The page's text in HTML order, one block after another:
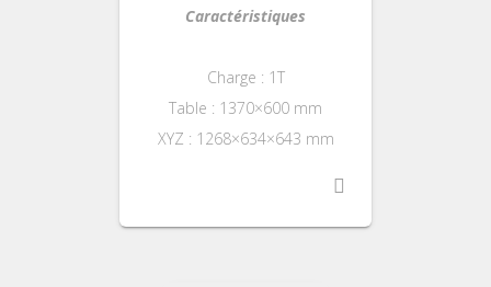
Caractéristiques
Charge : 1T
Table : 1370×600 mm
XYZ : 1268×634×643 mm